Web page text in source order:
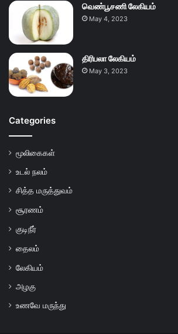
வெண்பூசணி லேகியம்
May 4, 2023
திரிபலா லேகியம்
May 3, 2023
Categories
மூலிகைகள்
உடல் நலம்
சித்த மருத்துவம்
சூரணம்
குடிநீர்
தைலம்
லேகியம்
அழகு
உணவே மருந்து